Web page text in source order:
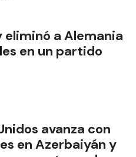
eliminó a Alemania
en un partido
avanza con
en Azerbaiyán y